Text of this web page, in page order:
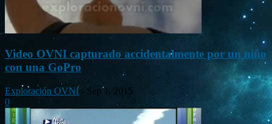
Video OVNI capturado accidentalmente por un niño
con una GoPro
Exploración OVNI - Sep 1, 2015
0